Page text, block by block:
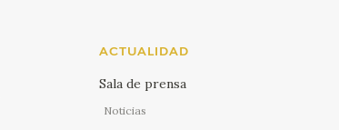
ACTUALIDAD
Sala de prensa
Noticias